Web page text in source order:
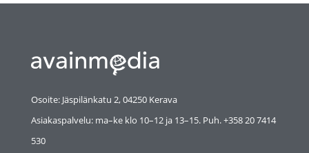
Osoite: Jäspilänkatu 2, 04250 Kerava
Asiakaspalvelu: ma–ke klo 10–12 ja 13–15. Puh. +358 20 7414
530